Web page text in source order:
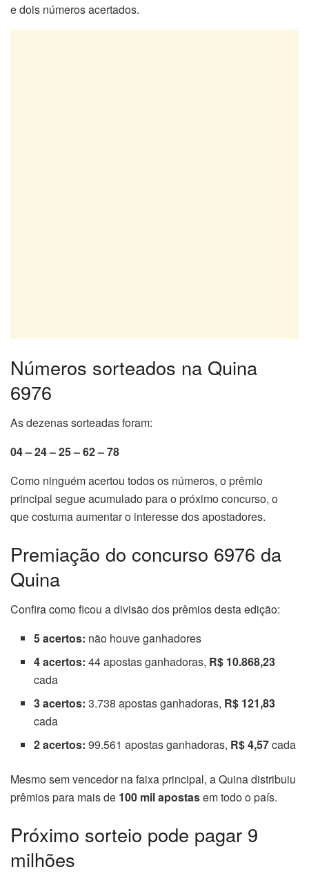
e dois números acertados.
Números sorteados na Quina
6976
As dezenas sorteadas foram:
04 – 24 – 25 – 62 – 78
Como ninguém acertou todos os números, o prêmio
principal segue acumulado para o próximo concurso, o
que costuma aumentar o interesse dos apostadores.
Premiação do concurso 6976 da
Quina
Confira como ficou a divisão dos prêmios desta edição:
5 acertos: não houve ganhadores
4 acertos: 44 apostas ganhadoras, R$ 10.868,23
cada
3 acertos: 3.738 apostas ganhadoras, R$ 121,83
cada
2 acertos: 99.561 apostas ganhadoras, R$ 4,57cada
Mesmo sem vencedor na faixa principal, a Quina distribuiu
prêmios para mais de 100 mil apostasem todo o país.
Próximo sorteio pode pagar 9
milhões